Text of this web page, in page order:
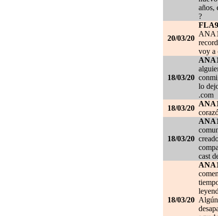
años,
?
20/03/20
voy a
18/03/20
lo
.com
18/03/20
18/03/20
cast
18/03/20